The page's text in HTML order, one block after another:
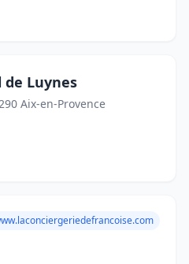
de Luynes
Aix-en-Provence